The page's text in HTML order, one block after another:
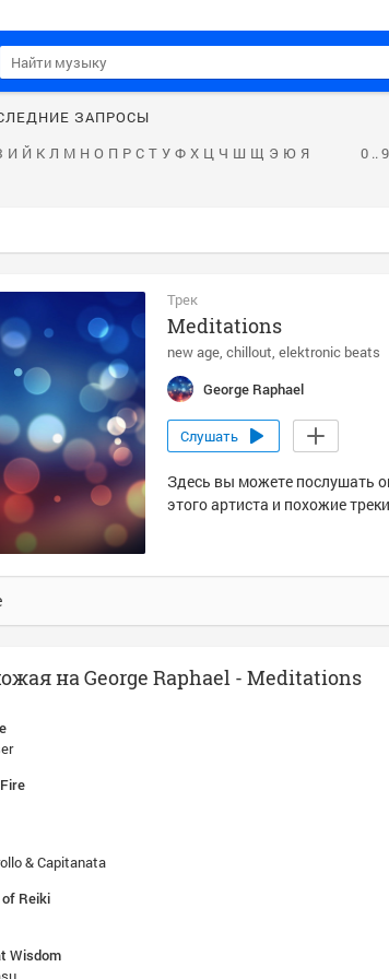
ЗАПРОСЫ
И Й К Л М Н О П Р С Т У Ф Х Ц Ч Ш Щ Э Ю Я 0 .. 9
Трек
Meditations
new age chillout elektronic beats
George Raphael
Слушать
Здесь вы можете послушать
этого артиста и похожие
на George Raphael - Meditations
& Capitanata
Reiki
Wisdom